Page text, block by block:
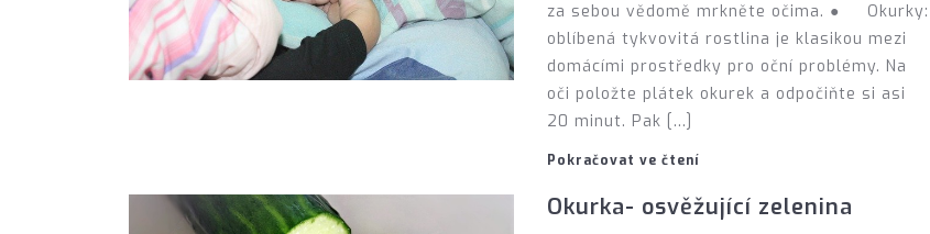
za sebou vědomě mrkněte očima. ● Okurky:
oblíbená tykvovitá rostlina je klasikou mezi
domácími prostředky pro oční problémy. Na
oči položte plátek okurek a odpočiňte si asi
20 minut. Pak […]
Pokračovat ve čtení
Okurka- osvěžující zelenina